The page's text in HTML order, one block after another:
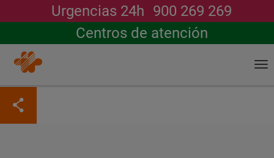
contenido
principal
Urgencias 24h 900 269 269
Centros de atención
Buscar